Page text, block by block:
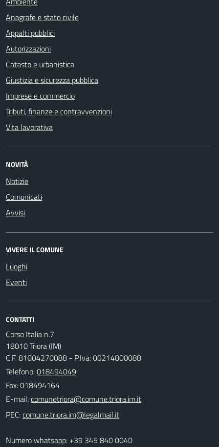
Anagrafe e stato civile
Appalti pubblici
Autorizzazioni
Catasto e urbanistica
Giustizia e sicurezza pubblica
Imprese e commercio
Tributi, finanze e contravvenzioni
Vita lavorativa
NOVITÀ
Notizie
Comunicati
Avvisi
VIVERE IL COMUNE
Luoghi
Eventi
CONTATTI
Corso Italia n.7
18010 Triora (IM)
C.F. 81004270088 - P.Iva: 00214800088
Telefono:018494049
Fax: 018494164
E-mail:
PEC:
Numero whatsapp: +39 345 840 0040